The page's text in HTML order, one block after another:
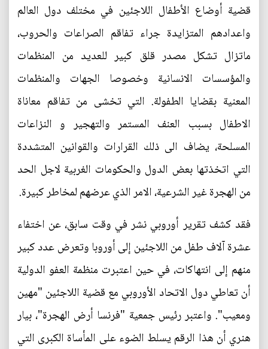
قضية أوضاع الأطفال اللاجئين في مختلف دول العالم
واعدادهم المتزايدة جراء تفاقم الصراعات والحروب،
ماتزال تشكل مصدر قلق كبير للعديد من المنظمات
والمؤسسات الانسانية وخصوصا الجهات والمنظمات
المعنية بقضايا الطفولة. التي تخشى من تفاقم معاناة
الاطفال بسبب العنف المستمر والتهجير و النزاعات
المسلحة، يضاف الى ذلك القرارات والقوانين المتشددة
التي اتخذتها بعض الدول والحكومات الغربية لاجل الحد
من الهجرة غير الشرعية، الامر الذي عرضهم لمخاطر كبيرة.
فقد كشف تقرير أوروبي نشر في وقت سابق، عن اختفاء
عشرة آلاف طفل من اللاجئين إلى أوروبا وتعرض عدد كبير
منهم إلى انتهاكات، في حين اعتبرت منظمة العفو الدولية
أن تعاطي دول الاتحاد الأوروبي مع قضية اللاجئين "مهين
ومعيب". واعتبر رئيس جمعية "فرنسا أرض الهجرة"، بيار
هنري أن هذا الرقم يسلط الضوء على المأساة الكبرى التي